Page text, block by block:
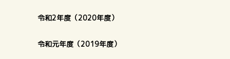
令和2年度（2020年度）
令和元年度（2019年度）